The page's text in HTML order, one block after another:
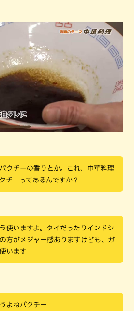
クチーの香りとか。これ、中華料理
チーってあるんですか？
使いますよ。タイだったりインドシ
方がメジャー感ありますけども、ガ
います
よねパクチー